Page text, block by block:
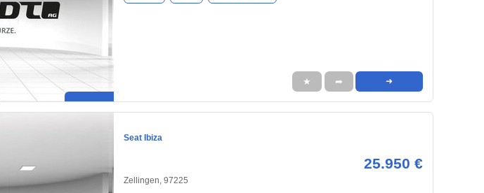
★ ➦ ➜
Seat Ibiza
25.950 €
Zellingen, 97225